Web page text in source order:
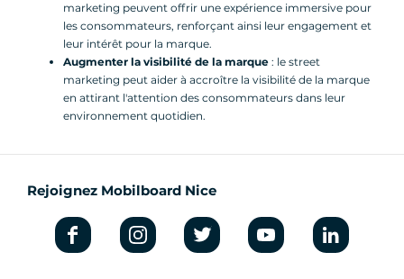
marketing peuvent offrir une expérience immersive pour
les consommateurs, renforçant ainsi leur engagement et
leur intérêt pour la marque.
Augmenter la visibilité de la marque : le street
marketing peut aider à accroître la visibilité de la marque
en attirant l'attention des consommateurs dans leur
environnement quotidien.
Rejoignez Mobilboard Nice